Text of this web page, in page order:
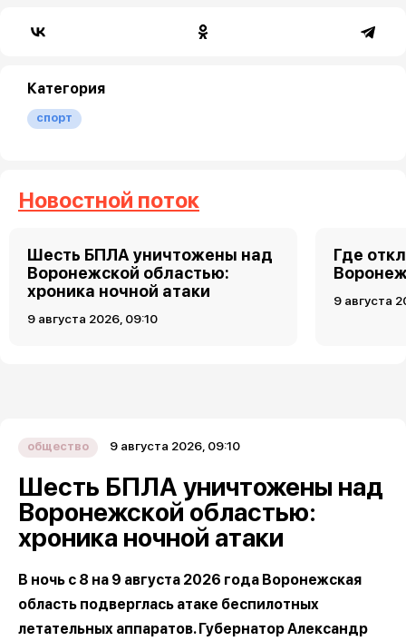
Категория
спорт
Новостной поток
Шесть БПЛА уничтожены над
Воронежской областью:
хроника ночной атаки
9 августа 2026, 09:10
Где
9 августа
общество 9 августа 2026, 09:10
Шесть БПЛА уничтожены над
Воронежской областью:
хроника ночной атаки
В ночь с 8 на 9 августа 2026 года Воронежская
область подверглась атаке беспилотных
летательных аппаратов. Губернатор Александр